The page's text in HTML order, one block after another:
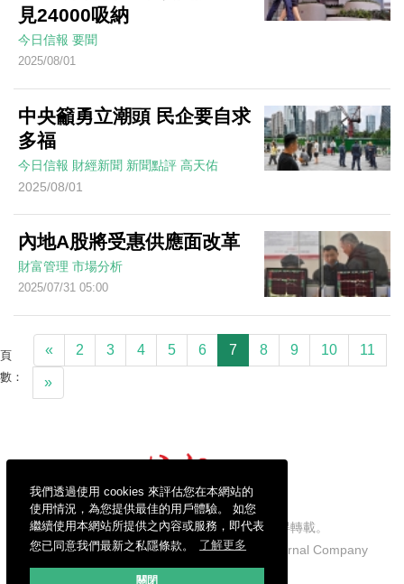
我們透過使用 cookies 來評估您在本網站的
使用情況，為您提供最佳的用戶體驗。 如您
繼續使用本網站所提供之內容或服務，即代表
您已同意我們最新之私隱條款。
了解更多
關閉
見24000吸納
今日信報 要聞
2025/08/01
中央籲勇立潮頭 民企要自求
多福
今日信報 財經新聞 新聞點評 高天佑
2025/08/01
內地A股將受惠供應面改革
財富管理 市場分析
2025/07/31 05:00
頁
數：
« 2 3 4 5 6 7 8 9 10 11
»
信報財經新聞有限公司版權所有，不得轉載。
Copyright © 2026 Hong Kong Economic Journal Company
Limited. All rights reserved.